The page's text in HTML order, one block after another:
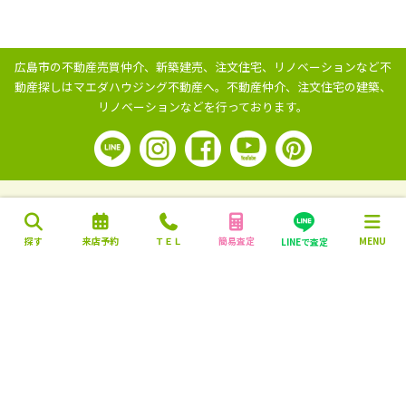
探す 来店予約 ＴＥＬ 簡易査定 LINEで査定 MENU
広島市の不動産売買仲介、新築建売、注文住宅、リノベーションなど不
動産探しはマエダハウジング不動産へ。 不動産仲介、注文住宅の建築、
リノベーションなどを行っております。